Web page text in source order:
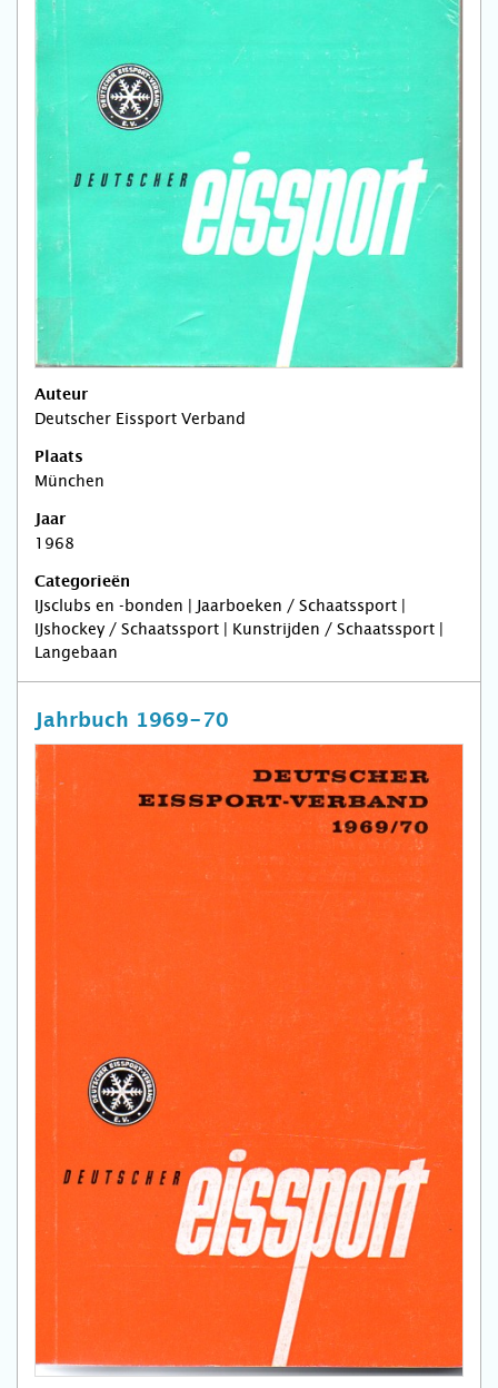
Auteur
Deutscher Eissport Verband
Plaats
München
Jaar
1968
Categorieën
IJsclubs en -bonden | Jaarboeken / Schaatssport |
IJshockey / Schaatssport | Kunstrijden / Schaatssport |
Langebaan
Jahrbuch 1969-70